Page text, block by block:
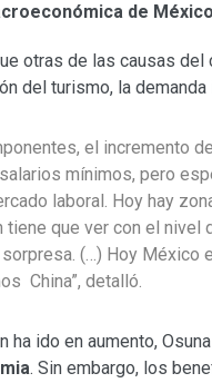
de
otras de las causas
del turismo, la demanda
el incremento
mínimos, pero
laboral. Hoy hay
tiene que ver con el
(…) Hoy
China”, detalló.
ha ido en aumento,
. Sin embargo, los